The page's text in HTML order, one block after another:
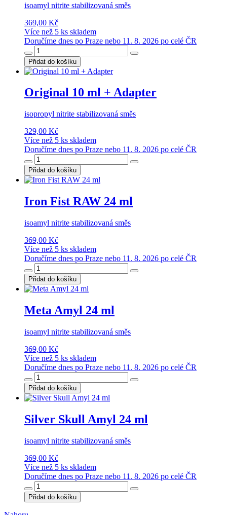
isoamyl nitrite stabilizovaná směs
369,00 Kč
Více než 5 ks skladem
Doručíme dnes po Praze nebo 11. 8. 2026 po celé ČR
Přidat do košíku
Original 10 ml + Adapter
isopropyl nitrite stabilizovaná směs
329,00 Kč
Více než 5 ks skladem
Doručíme dnes po Praze nebo 11. 8. 2026 po celé ČR
Přidat do košíku
Iron Fist RAW 24 ml
isoamyl nitrite stabilizovaná směs
369,00 Kč
Více než 5 ks skladem
Doručíme dnes po Praze nebo 11. 8. 2026 po celé ČR
Přidat do košíku
Meta Amyl 24 ml
isoamyl nitrite stabilizovaná směs
369,00 Kč
Více než 5 ks skladem
Doručíme dnes po Praze nebo 11. 8. 2026 po celé ČR
Přidat do košíku
Silver Skull Amyl 24 ml
isoamyl nitrite stabilizovaná směs
369,00 Kč
Více než 5 ks skladem
Doručíme dnes po Praze nebo 11. 8. 2026 po celé ČR
Přidat do košíku